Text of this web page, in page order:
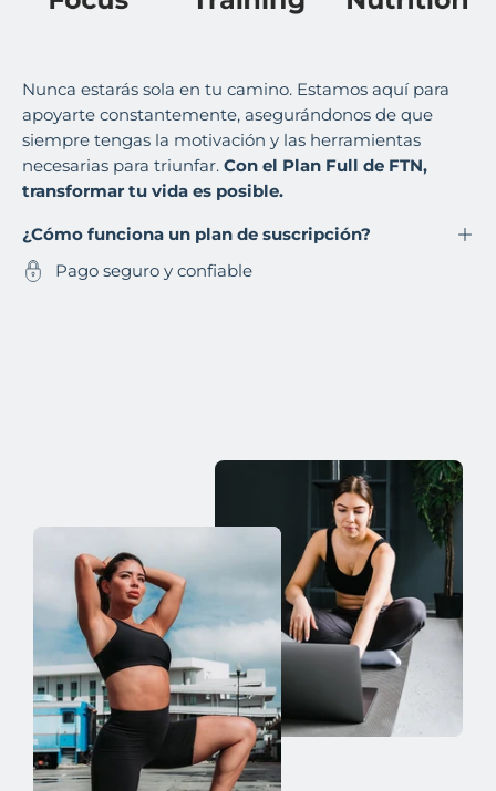
Nunca estarás sola en tu camino. Estamos aquí para
apoyarte constantemente, asegurándonos de que
siempre tengas la motivación y las herramientas
necesarias para triunfar. Con el Plan Full de FTN,
transformar tu vida es posible.
¿Cómo funciona un plan de suscripción?
Pago seguro y confiable